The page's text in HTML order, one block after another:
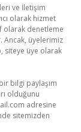
ve İletişim
olarak hizmet
olarak denetleme
Ancak, üyelerimiz
siteye üye olarak
bilgi paylaşım
olduğunu
adresine
sitemizden